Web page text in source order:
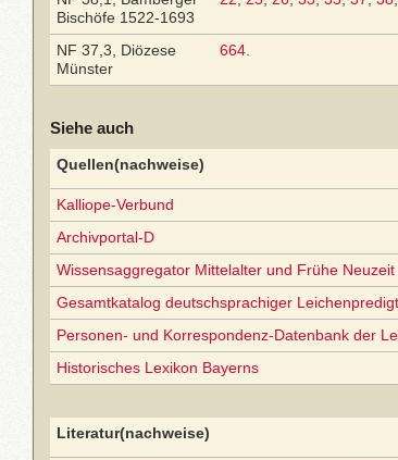
Bischöfe 1522-1693
NF 37,3, Diözese
Münster
664
Siehe auch
Quellen(nachweise)
Kalliope-Verbund
Archivportal-D
Wissensaggregator Mittelalter und Frühe Neuzeit
Gesamtkatalog deutschsprachiger
Personen- und Korrespondenz-Datenbank der
Historisches Lexikon Bayerns
Literatur(nachweise)